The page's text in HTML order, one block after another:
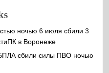
ночью 6 июля сбили 3
в Воронеже
сбили силы ПВО ночью